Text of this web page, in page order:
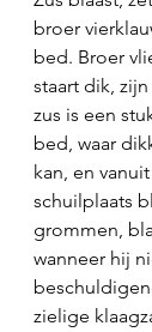
broer
bed. Broer
staart dik,
zus is een
bed, waar
kan, en
schuilplaats
grommen,
wanneer hij
zielige